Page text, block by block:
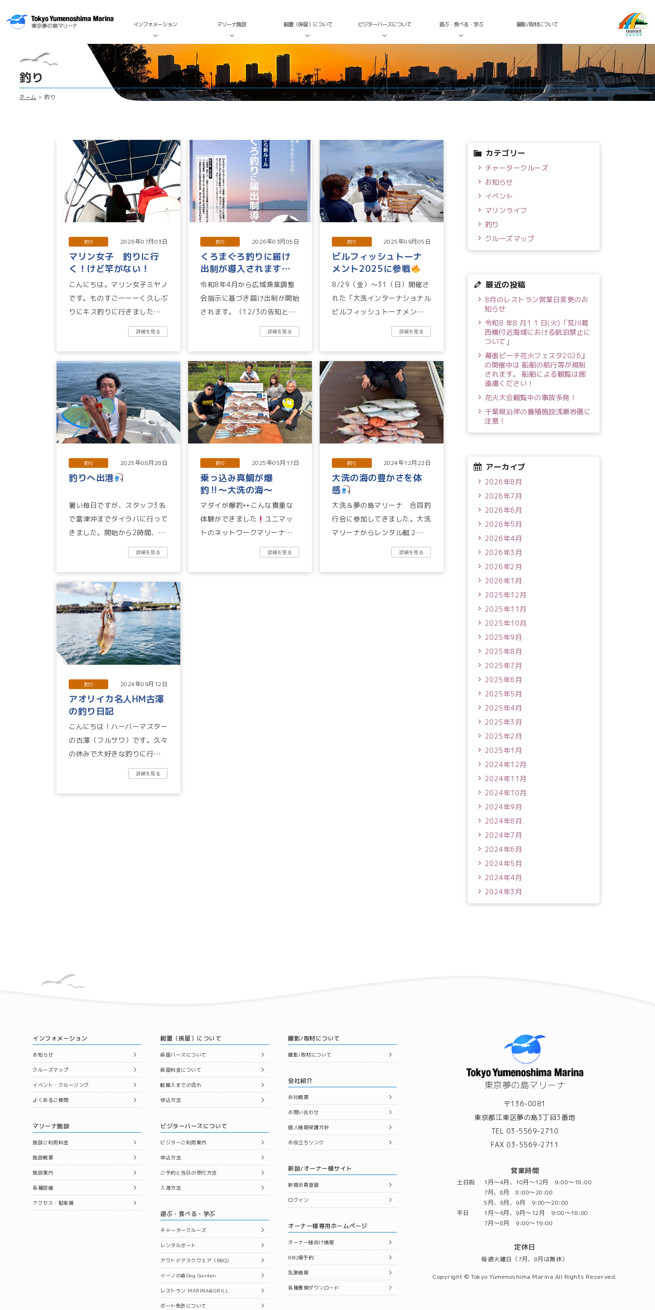
インフォメーション マリーナ施設 艇置（係留）について ビジターバースについて 遊ぶ・食べる・学ぶ 撮影/取材について
釣り
ホーム 釣り
釣り 2026年07月03日
マリン女子 釣りに行
く！けど竿がない！
こんにちは。マリン女子ミヤノ
です。ものすごーーーく久しぶ
りにキス釣りに行きました。と
いうのも、釣りガールのみちこ
様が初心者の釣りの日なの
で。...
詳細を見る
釣り 2026年03月05日
くろまぐろ釣りに届け
出制が導入されます
再告知3/5
令和8年4月から広域漁業調整
会指示に基づき届け出制が開始
されます。（12/3の告知と同
じ内容です） 届け出をせずに
くろまぐろを採捕したこと等...
詳細を見る
釣り 2025年09月05日
ビルフィッシュトーナ
メント2025に参戦
8/29（金）〜31（日）開催さ
れた「大洗インターナショナル
ビルフィッシュトーナメント」
にチームユニマットとして初参
加いたしました。参加艇は...
詳細を見る
釣り 2025年08月28日
釣りへ出港
暑い毎日ですが、スタッフ3名
で富津沖までタイラバに行って
きました。開始から2時間、小
型ですがホウボウ・タチウオ・
コチがポツリポツリと釣れま
し...
詳細を見る
釣り 2025年05月17日
乗っ込み真鯛が爆
釣‼〜大洗の海〜
マダイが爆釣
こんな貴重な
体験ができました
ユニマッ
トのネットワークマリーナ 大
詳細を見る
釣り 2024年12月22日
大洗の海の豊かさを体
感
大洗＆夢の島マリーナ 合同釣
行会に参加してきました。大洗
マリーナからレンタル艇２艇で
出港。穏やかな海況の中、40
分走って水深およそ80ｍ。
タ...
詳細を見る
釣り 2024年09月12日
アオリイカ名人HM古澤
の釣り日記
こんにちは！ハーバーマスター
の古澤（フルサワ）です。久々
の休みで大好きな釣りに行って
きました。夢の島勤務になって
から東京湾を釣り場として楽
し...
詳細を見る
カテゴリー
チャータークルーズ
お知らせ
イベント
マリンライフ
釣り
クルーズマップ
最近の投稿
8月のレストラン営業日変更のお
知らせ
令和8 年8 月1 1 日(火)「荒川葛
西橋付近海域における航泊禁止に
ついて」
幕張ビーチ花火フェスタ2026』
の開催中は 船舶の航行等が規制
されます。 船舶による観覧は御
遠慮ください！
花火大会観覧中の事故多発！
千葉県沿岸の養殖施設浅瀬岩礁に
注意！
アーカイブ
2026年8月
2026年7月
2026年6月
2026年5月
2026年4月
2026年3月
2026年2月
2026年1月
2025年12月
2025年11月
2025年10月
2025年9月
2025年8月
2025年7月
2025年6月
2025年5月
2025年4月
2025年3月
2025年2月
2025年1月
2024年12月
2024年11月
2024年10月
2024年9月
2024年8月
2024年7月
2024年6月
2024年5月
2024年4月
2024年3月
インフォメーション
お知らせ
クルーズマップ
イベント・クルージング
よくあるご質問
マリーナ施設
施設ご利用料金
施設概要
施設案内
各種設備
アクセス・駐車場
艇置（係留）について
係留バースについて
係留料金について
艇搬入までの流れ
申込方法
ビジターバースについて
ビジターご利用案内
申込方法
ご予約と当日の受付方法
入港方法
遊ぶ・食べる・学ぶ
チャータークルーズ
レンタルボート
アウトドアスクウェア（BBQ）
イーノの森Dog Garden
レストラン MARINA&GRILL
ボート免許について
撮影/取材について
撮影/取材について
会社紹介
会社概要
お問い合わせ
個人情報保護方針
お役立ちリンク
新設/オーナー様サイト
新規会員登録
ログイン
オーナー様専用ホームページ
オーナー様向け情報
BBQ場予約
気象情報
各種書類ダウンロード
東京夢の島マリーナ
〒136-0081
東京都江東区夢の島3丁目3番地
TEL 03-5569-2710
FAX 03-5569-2711
営業時間
土日祝
1月～4月、10月～12月 9:00～18:00
7月、8月 8:00～20:00
5月、6月、9月 9:00～20:00
平日
1月～6月、9月～12月 9:00～18:00
7月～8月 9:00～19:00
定休日
毎週火曜日（7月、8月は無休）
Copyright © Tokyo Yumenoshima Marina All Rights Reserved.